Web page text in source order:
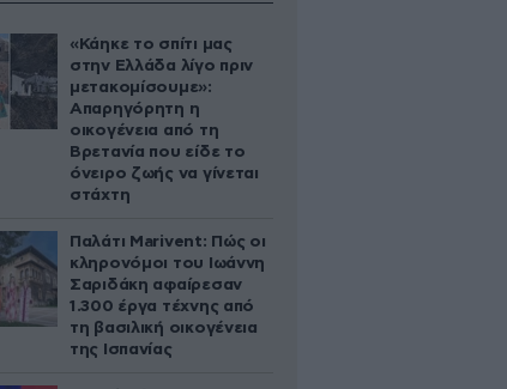
«Κάηκε το σπίτι μας
στην Ελλάδα λίγο πριν
μετακομίσουμε»:
Απαρηγόρητη η
οικογένεια από τη
Βρετανία που είδε το
όνειρο ζωής να γίνεται
στάχτη
Παλάτι Marivent: Πώς οι
κληρονόμοι του Ιωάννη
Σαριδάκη αφαίρεσαν
1.300 έργα τέχνης από
τη βασιλική οικογένεια
της Ισπανίας